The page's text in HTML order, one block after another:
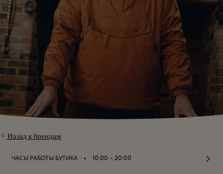
Назад к брендам
ЧАСЫ РАБОТЫ БУТИКА ⬩ 10:00 – 20:00